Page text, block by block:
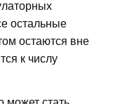
остальные
остаются вне
к числу